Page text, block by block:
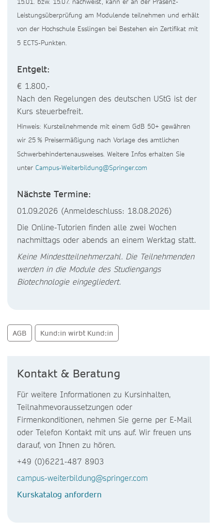
Leistungsüberprüfung am Modulende teilnehmen und erhält
von der Hochschule Esslingen bei Bestehen ein Zertifikat mit
5 ECTS-Punkten.
Entgelt:
€ 1.800,-
Nach den Regelungen des deutschen UStG ist der
Kurs steuerbefreit.
Hinweis: Kursteilnehmende mit einem GdB 50+ gewähren
wir 25 % Preisermäßigung nach Vorlage des amtlichen
Schwerbehindertenausweises. Weitere Infos erhalten Sie
unter Campus-Weiterbildung@Springer.com
Nächste Termine:
01.09.2026 (Anmeldeschluss: 18.08.2026)
Die Online-Tutorien finden alle zwei Wochen
nachmittags oder abends an einem Werktag statt.
Keine Mindestteilnehmerzahl. Die Teilnehmenden
werden in die Module des Studiengangs
Biotechnologie eingegliedert.
AGB Kund:in wirbt Kund:in
Kontakt & Beratung
Für weitere Informationen zu Kursinhalten,
Teilnahmevoraussetzungen oder
Firmenkonditionen, nehmen Sie gerne per E-Mail
oder Telefon Kontakt mit uns auf. Wir freuen uns
darauf, von Ihnen zu hören.
+49 (0)6221-487 8903
campus-weiterbildung@springer.com
Kurskatalog anfordern